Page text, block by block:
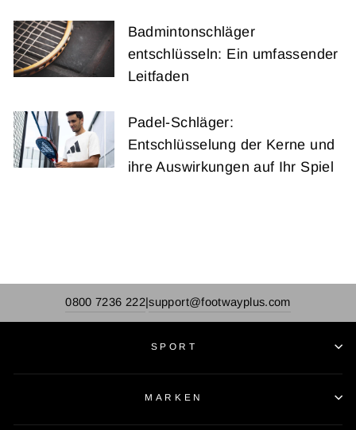
Badmintonschläger
entschlüsseln: Ein umfassender
Leitfaden
Padel-Schläger:
Entschlüsselung der Kerne und
ihre Auswirkungen auf Ihr Spiel
0800 7236 222|support@footwayplus.com
SPORT
MARKEN